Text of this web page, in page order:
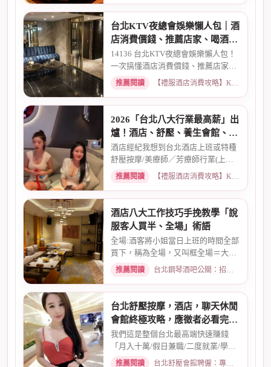
台北KTV夜總會娛樂懶人包｜酒
店消費價錢、推薦店家、喝酒介
紹一次看懂
14136 台北KTV夜總會娛樂懶人包！
一次搞懂酒店消費價錢、推薦店家、
喝酒介紹。從基本消費、包廂...
推薦閱讀 【禮服酒店消費攻略】KTV喝酒娛樂、價格試算 · 2026-03-16
2026「台北八大行業最高薪」出
爐！酒店、舒壓、養生會館、經
紀人推薦
酒店經紀我想到台北酒店上班或特種
舒壓按摩/美療師／芳療師行業(上班
天數可自選) 特種行業工作也...
推薦閱讀 【禮服酒店消費攻略】KTV喝酒娛樂、價格試算 · 2026-01-15
酒店八大工作技巧手挽教學「說
服客人買半、全場」術語
全場:酒客將小姐當日上班的時間全部
買下，稱為全場，又叫框全場＝大框
＝外全酒店買框送s外全多少...
推薦閱讀 台北鋼琴酒吧公關：招募條件與工作環境介紹 · 2026-03-26
台北舒壓按摩，酒店，聊天休閒
會館終極攻略，應徵者必看完整
指南
我們這是整個台北最高端快速賺錢
「月入十萬/假日兼職/二度就業/學生
兼職/八大廣告/林森北路KTV酒...
推薦閱讀 台北舒壓會館聘僱：專業按摩師職缺與職涯規劃 · 2026-01-07